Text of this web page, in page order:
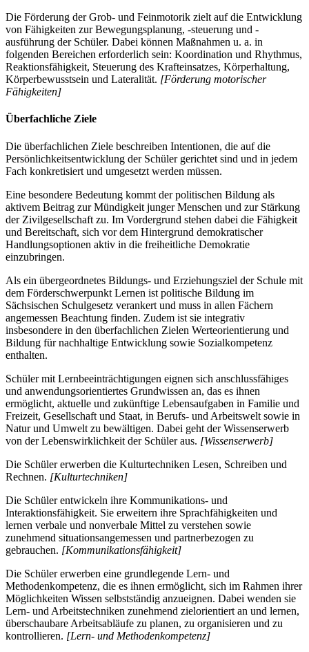
Die Förderung der Grob- und Feinmotorik zielt auf die Entwicklung
von Fähigkeiten zur Bewegungsplanung, -steuerung und -
ausführung der Schüler. Dabei können Maßnahmen u. a. in
folgenden Bereichen erforderlich sein: Koordination und Rhythmus,
Reaktionsfähigkeit, Steuerung des Krafteinsatzes, Körperhaltung,
Körperbewusstsein und Lateralität. [Förderung motorischer
Fähigkeiten]
Überfachliche Ziele
Die überfachlichen Ziele beschreiben Intentionen, die auf die
Persönlichkeitsentwicklung der Schüler gerichtet sind und in jedem
Fach konkretisiert und umgesetzt werden müssen.
Eine besondere Bedeutung kommt der politischen Bildung als
aktivem Beitrag zur Mündigkeit junger Menschen und zur Stärkung
der Zivilgesellschaft zu. Im Vordergrund stehen dabei die Fähigkeit
und Bereitschaft, sich vor dem Hintergrund demokratischer
Handlungsoptionen aktiv in die freiheitliche Demokratie
einzubringen.
Als ein übergeordnetes Bildungs- und Erziehungsziel der Schule mit
dem Förderschwerpunkt Lernen ist politische Bildung im
Sächsischen Schulgesetz verankert und muss in allen Fächern
angemessen Beachtung finden. Zudem ist sie integrativ
insbesondere in den überfachlichen Zielen Werteorientierung und
Bildung für nachhaltige Entwicklung sowie Sozialkompetenz
enthalten.
Schüler mit Lernbeeinträchtigungen eignen sich anschlussfähiges
und anwendungsorientiertes Grundwissen an, das es ihnen
ermöglicht, aktuelle und zukünftige Lebensaufgaben in Familie und
Freizeit, Gesellschaft und Staat, in Berufs- und Arbeitswelt sowie in
Natur und Umwelt zu bewältigen. Dabei geht der Wissenserwerb
von der Lebenswirklichkeit der Schüler aus. [Wissenserwerb]
Die Schüler erwerben die Kulturtechniken Lesen, Schreiben und
Rechnen. [Kulturtechniken]
Die Schüler entwickeln ihre Kommunikations- und
Interaktionsfähigkeit. Sie erweitern ihre Sprachfähigkeiten und
lernen verbale und nonverbale Mittel zu verstehen sowie
zunehmend situationsangemessen und partnerbezogen zu
gebrauchen. [Kommunikationsfähigkeit]
Die Schüler erwerben eine grundlegende Lern- und
Methodenkompetenz, die es ihnen ermöglicht, sich im Rahmen ihrer
Möglichkeiten Wissen selbstständig anzueignen. Dabei wenden sie
Lern- und Arbeitstechniken zunehmend zielorientiert an und lernen,
überschaubare Arbeitsabläufe zu planen, zu organisieren und zu
kontrollieren. [Lern- und Methodenkompetenz]